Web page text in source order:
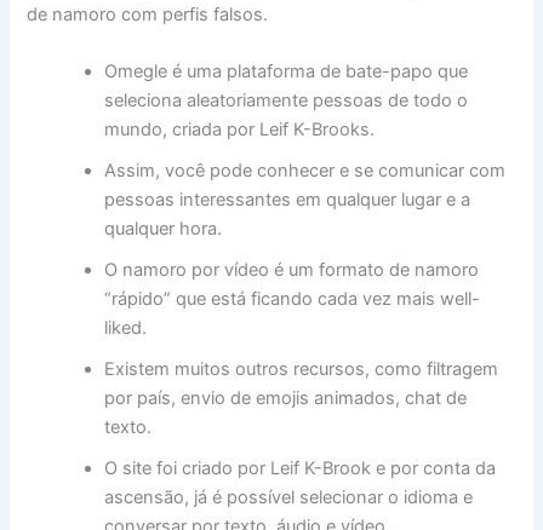
de namoro com perfis falsos.
Omegle é uma plataforma de bate-papo que
seleciona aleatoriamente pessoas de todo o
mundo, criada por Leif K-Brooks.
Assim, você pode conhecer e se comunicar com
pessoas interessantes em qualquer lugar e a
qualquer hora.
O namoro por vídeo é um formato de namoro
“rápido” que está ficando cada vez mais well-
liked.
Existem muitos outros recursos, como filtragem
por país, envio de emojis animados, chat de
texto.
O site foi criado por Leif K-Brook e por conta da
ascensão, já é possível selecionar o idioma e